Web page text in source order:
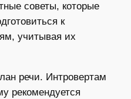
советы, которые
к
учитывая их
речи. Интровертам
рекомендуется